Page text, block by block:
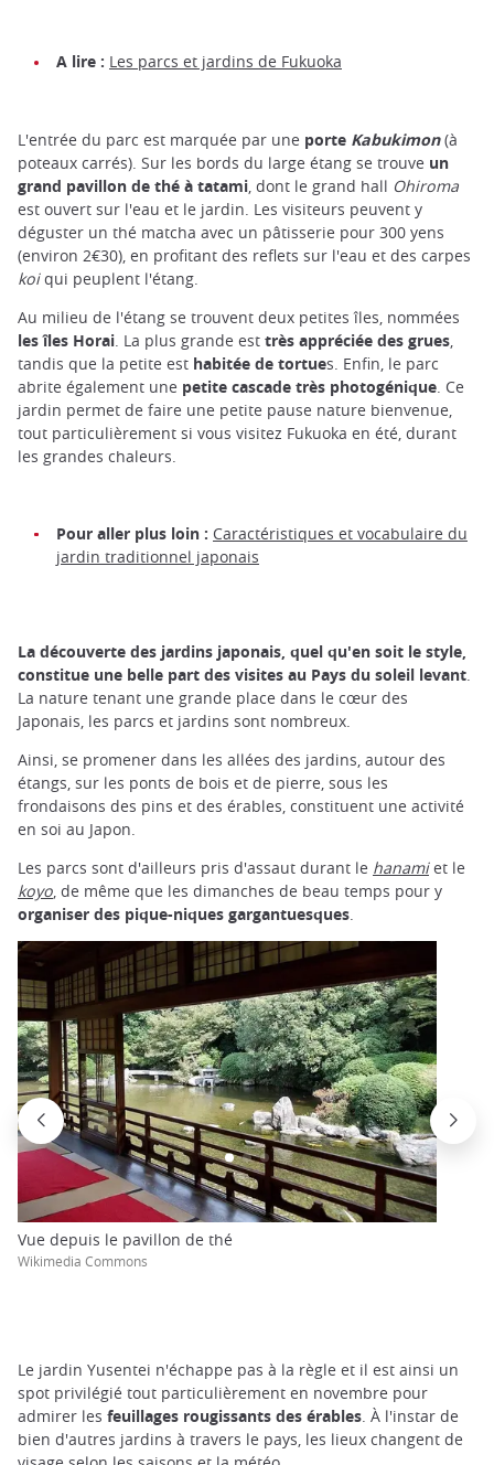
A lire : Les parcs et jardins de Fukuoka
L'entrée du parc est marquée par une porte Kabukimon(à
poteaux carrés). Sur les bords du large étang se trouve un
grand pavillon de thé à tatami , dont le grand hall Ohiroma
est ouvert sur l'eau et le jardin. Les visiteurs peuvent y
déguster un thé matcha avec un pâtisserie pour 300 yens
(environ 2€30), en profitant des reflets sur l'eau et des carpes
koiqui peuplent l'étang.
Au milieu de l'étang se trouvent deux petites îles, nommées
les îles Horai. La plus grande est très appréciée des grues,
tandis que la petite est habitée de tortues. Enfin, le parc
abrite également une petite cascade très photogénique. Ce
jardin permet de faire une petite pause nature bienvenue,
tout particulièrement si vous visitez Fukuoka en été, durant
les grandes chaleurs.
Pour aller plus loin : Caractéristiques et vocabulaire du
jardin traditionnel japonais
La découverte des jardins japonais, quel qu'en soit le style,
constitue une belle part des visites au Pays du soleil levant
La nature tenant une grande place dans le cœur des
Japonais, les parcs et jardins sont nombreux.
Ainsi, se promener dans les allées des jardins, autour des
étangs, sur les ponts de bois et de pierre, sous les
frondaisons des pins et des érables, constituent une activité
en soi au Japon.
Les parcs sont d'ailleurs pris d'assaut durant le hanamiet le
koyo, de même que les dimanches de beau temps pour y
organiser des pique-niques gargantuesques.
Vue depuis le pavillon de thé
Wikimedia Commons
Le jardin Yusentei n'échappe pas à la règle et il est ainsi un
spot privilégié tout particulièrement en novembre pour
admirer les feuillages rougissants des érables. À l'instar de
bien d'autres jardins à travers le pays, les lieux changent de